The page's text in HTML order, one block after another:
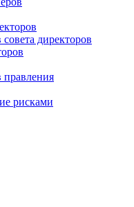
директоров
правления
рисками